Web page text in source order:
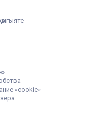
«cookie»